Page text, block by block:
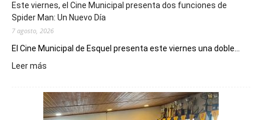
Este viernes, el Cine Municipal presenta dos funciones de
Spider Man: Un Nuevo Día
7 agosto, 2026
El Cine Municipal de Esquel presenta este viernes una doble...
Leer más
viernes,
el
Cine